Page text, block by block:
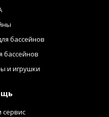
бассейнов
бассейнов
и игрушки
сервис